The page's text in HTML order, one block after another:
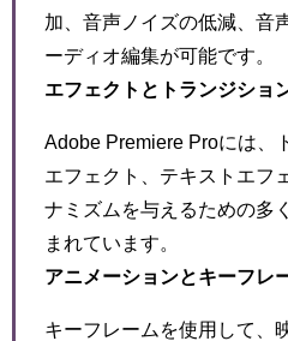
加、音声ノイズの低減、音
ーディオ編集が可能です。
エフェクトとトランジショ
Adobe Premiere Proには、
エフェクト、テキストエフ
ナミズムを与えるための多
まれています。
アニメーションとキーフレ
キーフレームを使用して、